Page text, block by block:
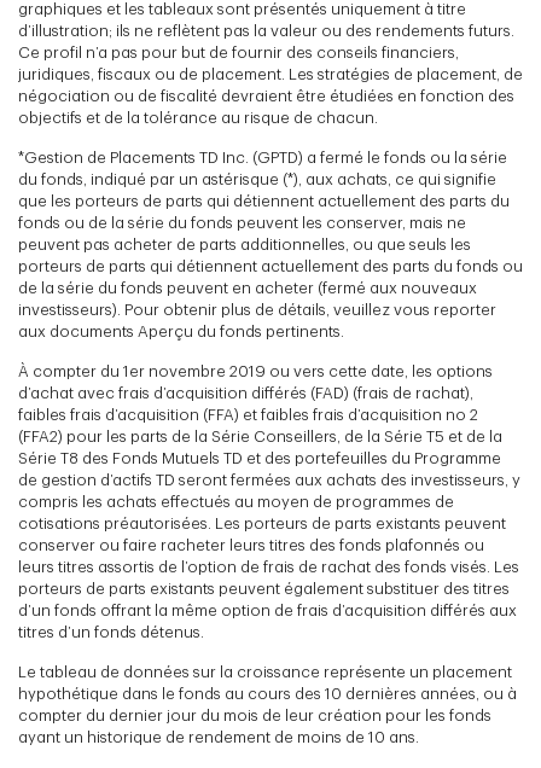
graphiques et les tableaux sont présentés uniquement à titre
d’illustration; ils ne reflètent pas la valeur ou des rendements futurs.
Ce profil n’a pas pour but de fournir des conseils financiers,
juridiques, fiscaux ou de placement. Les stratégies de placement, de
négociation ou de fiscalité devraient être étudiées en fonction des
objectifs et de la tolérance au risque de chacun.
*Gestion de Placements TD Inc. (GPTD) a fermé le fonds ou la série
du fonds, indiqué par un astérisque (*), aux achats, ce qui signifie
que les porteurs de parts qui détiennent actuellement des parts du
fonds ou de la série du fonds peuvent les conserver, mais ne
peuvent pas acheter de parts additionnelles, ou que seuls les
porteurs de parts qui détiennent actuellement des parts du fonds ou
de la série du fonds peuvent en acheter (fermé aux nouveaux
investisseurs). Pour obtenir plus de détails, veuillez vous reporter
aux documents Aperçu du fonds pertinents.
À compter du 1er novembre 2019 ou vers cette date, les options
d’achat avec frais d’acquisition différés (FAD) (frais de rachat),
faibles frais d’acquisition (FFA) et faibles frais d’acquisition no 2
(FFA2) pour les parts de la Série Conseillers, de la Série T5 et de la
Série T8 des Fonds Mutuels TD et des portefeuilles du Programme
de gestion d’actifs TD seront fermées aux achats des investisseurs, y
compris les achats effectués au moyen de programmes de
cotisations préautorisées. Les porteurs de parts existants peuvent
conserver ou faire racheter leurs titres des fonds plafonnés ou
leurs titres assortis de l’option de frais de rachat des fonds visés. Les
porteurs de parts existants peuvent également substituer des titres
d’un fonds offrant la même option de frais d’acquisition différés aux
titres d’un fonds détenus.
Le tableau de données sur la croissance représente un placement
hypothétique dans le fonds au cours des 10 dernières années, ou à
compter du dernier jour du mois de leur création pour les fonds
ayant un historique de rendement de moins de 10 ans.